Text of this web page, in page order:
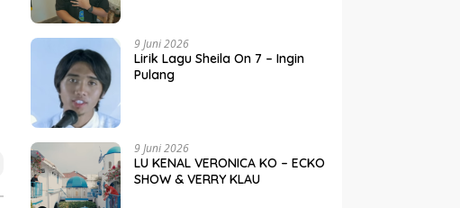
9 Juni 2026
Lirik Lagu Sheila On 7 – Ingin
Pulang
9 Juni 2026
LU KENAL VERONICA KO – ECKO
SHOW & VERRY KLAU